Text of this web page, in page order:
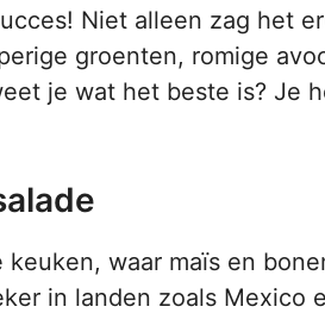
Niet alleen zag het
groenten, romige
je wat het beste is? Je
waar maïs en
in landen zoals Mexico